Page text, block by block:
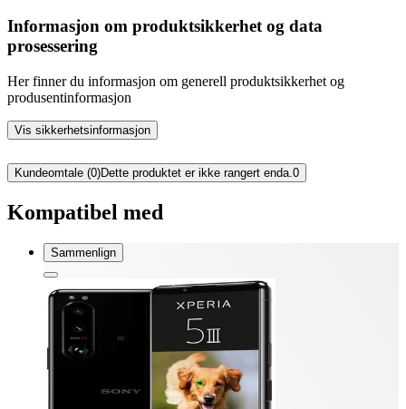
Informasjon om produktsikkerhet og data
prosessering
Her finner du informasjon om generell produktsikkerhet og
produsentinformasjon
Vis sikkerhetsinformasjon
Kundeomtale (0)Dette produktet er ikke rangert enda.0
Kompatibel med
Sammenlign